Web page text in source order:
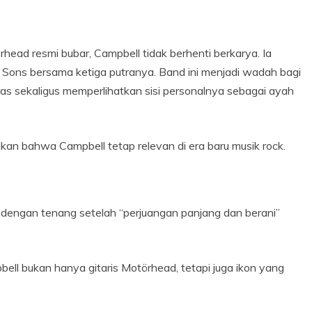
resmi bubar, Campbell tidak berhenti berkarya. Ia
bersama ketiga putranya. Band ini menjadi wadah bagi
sekaligus memperlihatkan sisi personalnya sebagai ayah
bahwa Campbell tetap relevan di era baru musik rock.
tenang setelah “perjuangan panjang dan berani”
bukan hanya gitaris Motörhead, tetapi juga ikon yang